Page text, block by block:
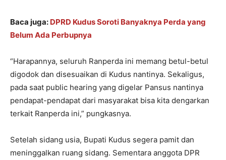
Baca juga: DPRD Kudus Soroti Banyaknya Perda yang
Belum Ada Perbupnya
“Harapannya, seluruh Ranperda ini memang betul-betul
digodok dan disesuaikan di Kudus nantinya. Sekaligus,
pada saat public hearing yang digelar Pansus nantinya
pendapat-pendapat dari masyarakat bisa kita dengarkan
terkait Ranperda ini,” pungkasnya.
Setelah sidang usia, Bupati Kudus segera pamit dan
meninggalkan ruang sidang. Sementara anggota DPR